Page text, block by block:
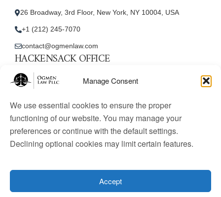
Manage Consent
We use essential cookies to ensure the proper
functioning of our website. You may manage your
preferences or continue with the default settings.
Declining optional cookies may limit certain features.
Accept
26 Broadway, 3rd Floor, New York, NY 10004, USA
+1 (212) 245-7070
contact@ogmenlaw.com
HACKENSACK OFFICE
New Jersey Office
contact@ogmenlaw.com
content is for informational purposes only and does not